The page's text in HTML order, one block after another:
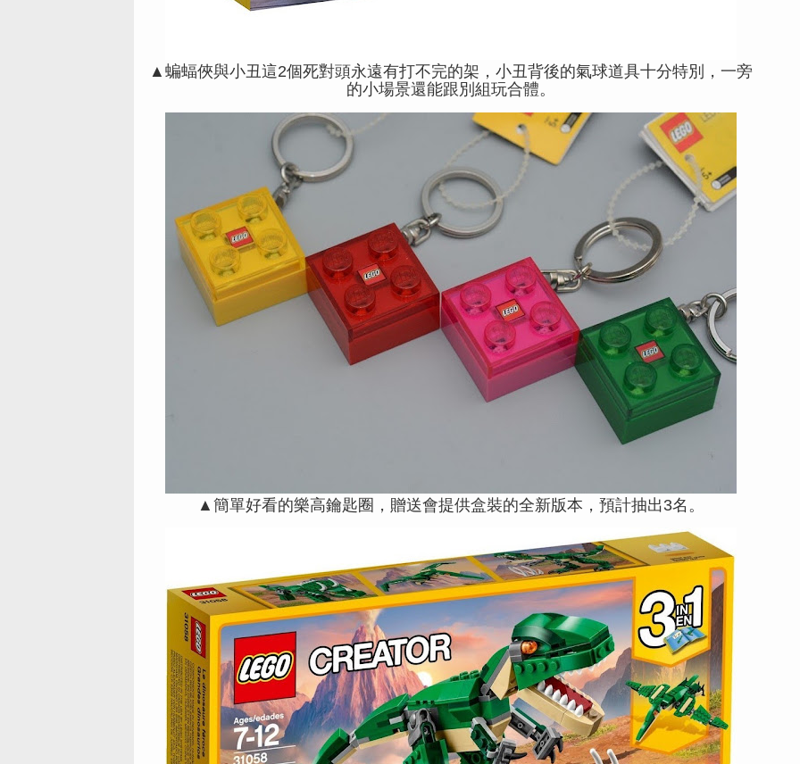
▲蝙蝠俠與小丑這2個死對頭永遠有打不完的架，小丑背後的氣球道具十分特別，一旁
的小場景還能跟別組玩合體。
▲簡單好看的樂高鑰匙圈，贈送會提供盒裝的全新版本，預計抽出3名。